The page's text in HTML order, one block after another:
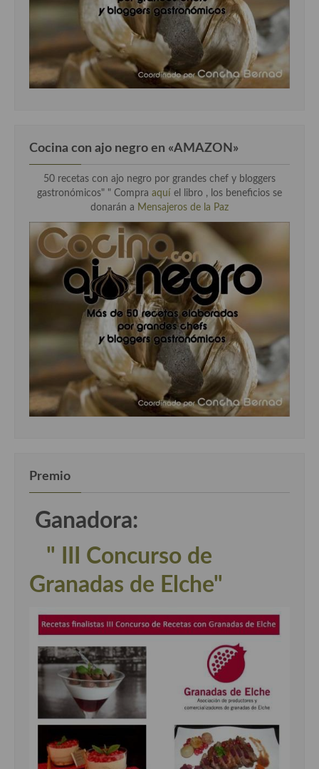
Cocina con ajo negro en «AMAZON»
50 recetas con ajo negro por grandes chef y bloggers
gastronómicos" " Compra aquí el libro , los beneficios se
donarán a Mensajeros de la Paz
Premio
Ganadora:
" III Concurso de
Granadas de Elche"